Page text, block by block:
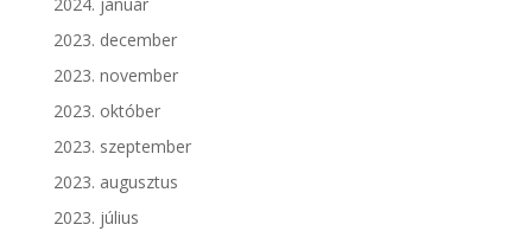
2023. december
2023. november
2023. október
2023. szeptember
2023. augusztus
2023. július